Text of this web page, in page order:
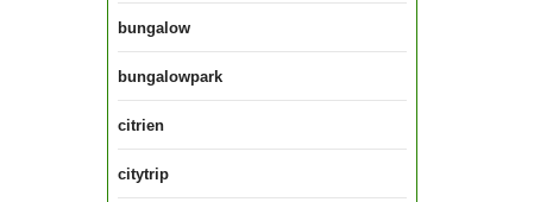
bungalow
bungalowpark
citrien
citytrip